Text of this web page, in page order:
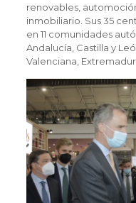
renovables,
inmobiliario. Sus 35
en 11 comunidades
Andalucía, Castilla y
Valenciana,